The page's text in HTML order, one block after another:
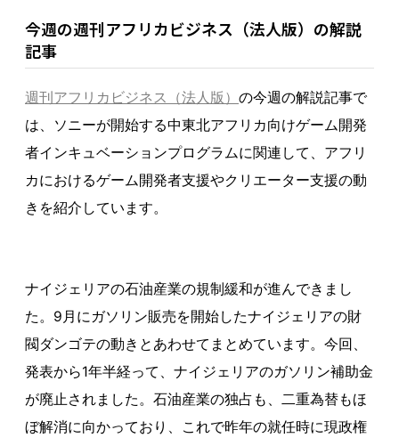
今週の週刊アフリカビジネス（法人版）の解説
記事
週刊アフリカビジネス（法人版） の今週の解説記事で
は、ソニーが開始する中東北アフリカ向けゲーム開発
者インキュベーションプログラムに関連して、アフリ
カにおけるゲーム開発者支援やクリエーター支援の動
きを紹介しています。
ナイジェリアの石油産業の規制緩和が進んできまし
た。9月にガソリン販売を開始したナイジェリアの財
閥ダンゴテの動きとあわせてまとめています。今回、
発表から1年半経って、ナイジェリアのガソリン補助金
が廃止されました。石油産業の独占も、二重為替もほ
ぼ解消に向かっており、これで昨年の就任時に現政権